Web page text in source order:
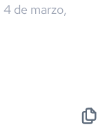
4 de marzo,